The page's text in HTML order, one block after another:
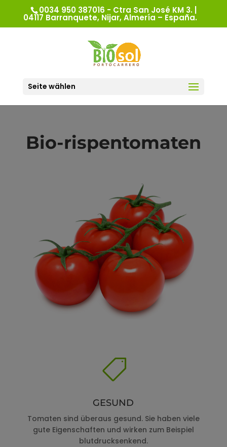
0034 950 387016 - Ctra San José KM 3. |
04117 Barranquete, Nijar, Almería – España.
Seite wählen
Bio-rispentomaten

GESUND
Tomaten sind überaus gesund. Sie haben viele
gute Eigenschaften und wirken zum Beispiel
blutdrucksenkend.